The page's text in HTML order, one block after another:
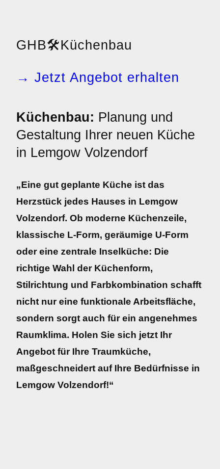
GHB🛠️Küchenbau
→ Jetzt Angebot erhalten
Küchenbau: Planung und
Gestaltung Ihrer neuen Küche
in Lemgow Volzendorf
„Eine gut geplante Küche ist das
Herzstück jedes Hauses in Lemgow
Volzendorf. Ob moderne Küchenzeile,
klassische L-Form, geräumige U-Form
oder eine zentrale Inselküche: Die
richtige Wahl der Küchenform,
Stilrichtung und Farbkombination schafft
nicht nur eine funktionale Arbeitsfläche,
sondern sorgt auch für ein angenehmes
Raumklima. Holen Sie sich jetzt Ihr
Angebot für Ihre Traumküche,
maßgeschneidert auf Ihre Bedürfnisse in
Lemgow Volzendorf!“